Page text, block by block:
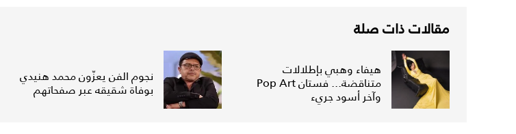
مقالات ذات صلة
هيفاء وهبي بإطلالات
متناقضة... فستان Pop Art
وآخر أسود جريء
نجوم الفن يعزّون محمد هنيدي
بوفاة شقيقه عبر صفحاتهم